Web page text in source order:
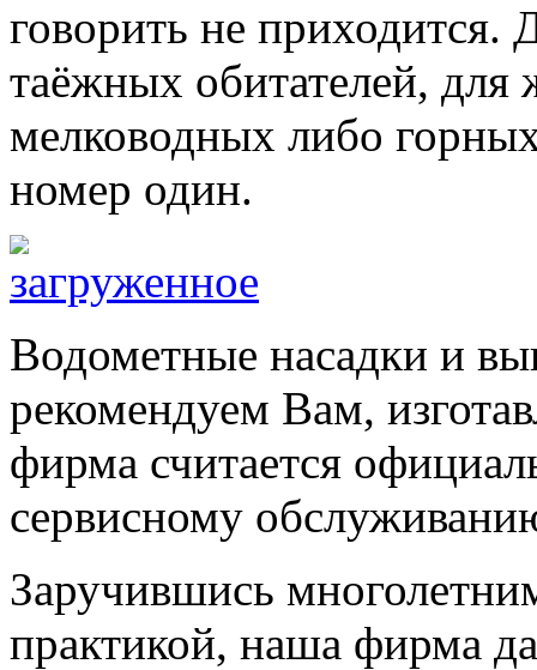
говорить не приходится.
таёжных обитателей, для
мелководных либо
номер один.
Водометные насадки и
рекомендуем Вам,
фирма считается
сервисному
Заручившись
практикой, наша фирма